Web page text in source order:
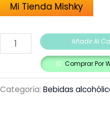
Mi Tienda Mishky
Añadir Al
Comprar Por
Categoría: Bebidas